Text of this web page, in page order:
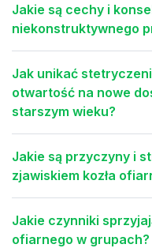
Jakie są cechy i
niekonstruktywnego
Jak unikać
otwartość na nowe
starszym wieku?
Jakie są przyczyny i
zjawiskiem kozła
Jakie czynniki
ofiarnego w grupach?